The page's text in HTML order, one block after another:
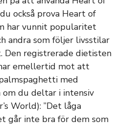
också prova Heart of
har vunnit popularitet
andra som följer livsstilar
Den registrerade dietisten
emellertid mot att
med
om du deltar i intensiv
World): ”Det låga
går inte bra för dem som